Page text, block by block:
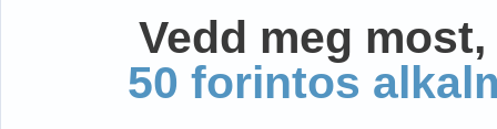
Vedd meg
50 forintos